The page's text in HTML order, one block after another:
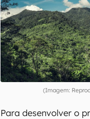
(Imagem:
Para desenvolver o